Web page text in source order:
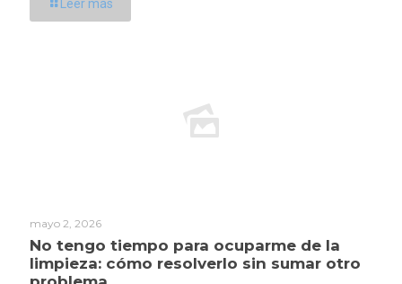
Leer más
mayo 2, 2026
No tengo tiempo para ocuparme de la
limpieza: cómo resolverlo sin sumar otro